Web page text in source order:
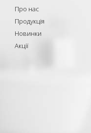
Про нас
Продукція
Новинки
Акції